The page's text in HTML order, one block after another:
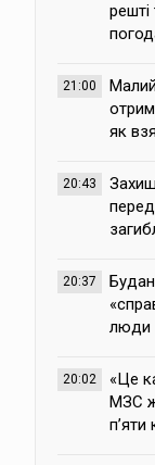
21:00
як
20:43
20:37
люди
20:02
«Це
МЗС
п’яти